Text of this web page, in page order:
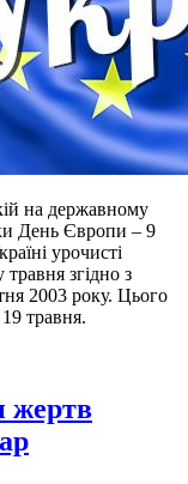
на державному
День Європи – 9
урочисті
згідно з
2003 року. Цього
травня.
жертв